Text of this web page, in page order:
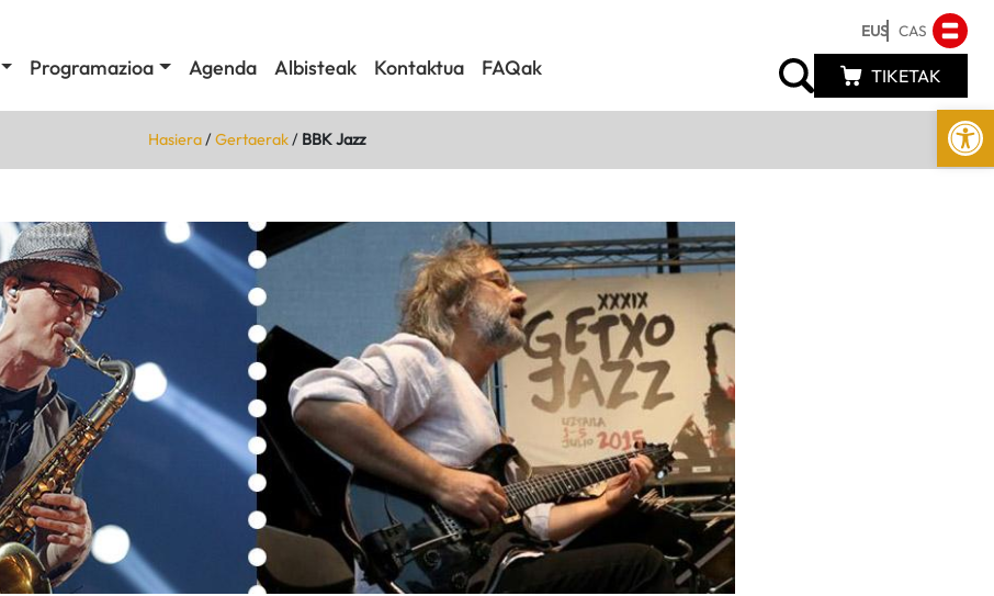
Programazioa Agenda Albisteak Kontaktua FAQak
EUS CAS
TIKETAK
Hasiera/Gertaerak/ BBK Jazz